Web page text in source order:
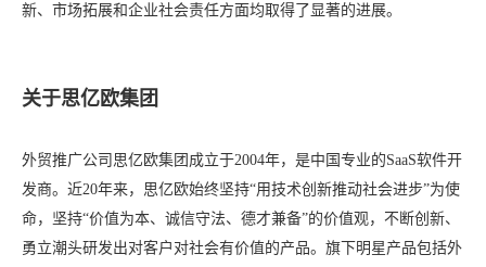
新、市场拓展和企业社会责任方面均取得了显著的进展。
关于思亿欧集团
外贸推广公司思亿欧集团成立于2004年，是中国专业的SaaS软件开
发商。近20年来，思亿欧始终坚持“用技术创新推动社会进步”为使
命，坚持“价值为本、诚信守法、德才兼备”的价值观，不断创新、
勇立潮头研发出对客户对社会有价值的产品。旗下明星产品包括外